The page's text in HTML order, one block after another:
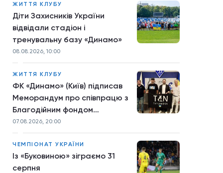
ЖИТТЯ КЛУБУ
Діти Захисників України
відвідали стадіон і
тренувальну базу «Динамо»
08.08.2026, 10:00
ЖИТТЯ КЛУБУ
ФК «Динамо» (Київ) підписав
Меморандум про співпрацю з
Благодійним фондом
TYTANOVI
07.08.2026, 20:00
ЧЕМПІОНАТ УКРАЇНИ
Із «Буковиною» зіграємо 31
серпня